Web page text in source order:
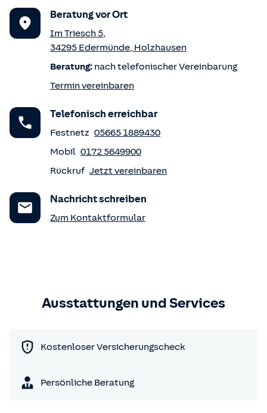
Beratung vor Ort
Im Triesch 5,
34295 Edermünde, Holzhausen
Beratung: nach telefonischer Vereinbarung
Termin vereinbaren
Telefonisch erreichbar
Festnetz 05665 1889430
Mobil 0172 5649900
Rückruf Jetzt vereinbaren
Nachricht schreiben
Zum Kontaktformular
Ausstattungen und Services
Kostenloser Versicherungscheck
Persönliche Beratung